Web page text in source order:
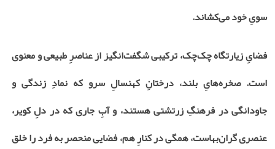
سویِ خود می‌کشاند.
فضایِ زیارتگاه چک‌چک، ترکیبی شگفت‌انگیز از عناصرِ طبیعی و معنوی
است. صخره‌هایِ بلند، درختانِ کهنسالِ سرو که نمادِ زندگی و
جاودانگی در فرهنگِ زرتشتی هستند، و آبِ جاری که در دلِ کویر،
عنصری گران‌بهاست، همگی در کنارِ هم، فضایی منحصر به فرد را خلق